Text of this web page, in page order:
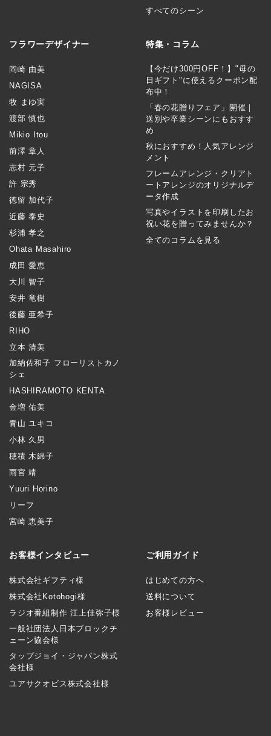
すべてのシーン
フラワーデザイナー
岡崎 由美
NAGISA
牧 まゆ実
渡部 慎也
Mikio Itou
前澤 章人
志村 元子
許 宗秀
徳留 加代子
近藤 泰史
杉浦 孝之
Ohata Masahiro
成田 愛恵
大川 智子
安井 竜樹
後藤 亜希子
RIHO
立本 清美
加納佐和子 フローリストカノ
シェ
HASHIRAMOTO KENTA
金増 佑美
青山 ユキコ
小林 久男
穂積 木綿子
雨宮 靖
Yuuri Horino
リーフ
宮崎 恵美子
特集・コラム
【今だけ300円OFF！】"母の
日ギフト"に使えるクーポン配
布中！
「春の花贈りフェア」開催｜
送別や卒業シーンにもおすす
め
秋におすすめ！人気アレンジ
メント
フレームアレンジ・クリアト
ートアレンジのオリジナルデ
ータ作成
写真やイラストを印刷したお
祝い花を贈ってみませんか？
全てのコラムを見る
お客様インタビュー
株式会社ギフティ様
株式会社Kotohogi様
ラジオ番組制作 江上佳弥子様
一般社団法人日本ブロックチ
ェーン協会様
タップジョイ・ジャパン株式
会社様
ユアサクオビス株式会社様
ご利用ガイド
はじめての方へ
送料について
お客様レビュー